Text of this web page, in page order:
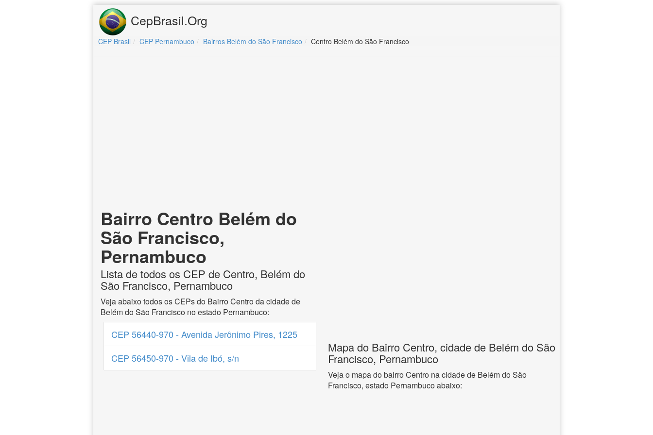
CepBrasil.Org
CEP Brasil CEP Pernambuco Bairros Belém do São Francisco Centro Belém do São Francisco
Bairro Centro Belém do
São Francisco,
Pernambuco
Lista de todos os CEP de Centro, Belém do
São Francisco, Pernambuco
Veja abaixo todos os CEPs do Bairro Centro da cidade de
Belém do São Francisco no estado Pernambuco:
CEP 56440-970 - Avenida Jerônimo Pires, 1225
CEP 56450-970 - Vila de Ibó, s/n
Mapa do Bairro Centro, cidade de Belém do São
Francisco, Pernambuco
Veja o mapa do bairro Centro na cidade de Belém do São
Francisco, estado Pernambuco abaixo: